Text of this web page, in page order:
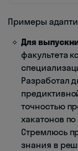
Примеры
Для
факультета
Разработал
точностью
хакатонов
Стремлюсь
знания в